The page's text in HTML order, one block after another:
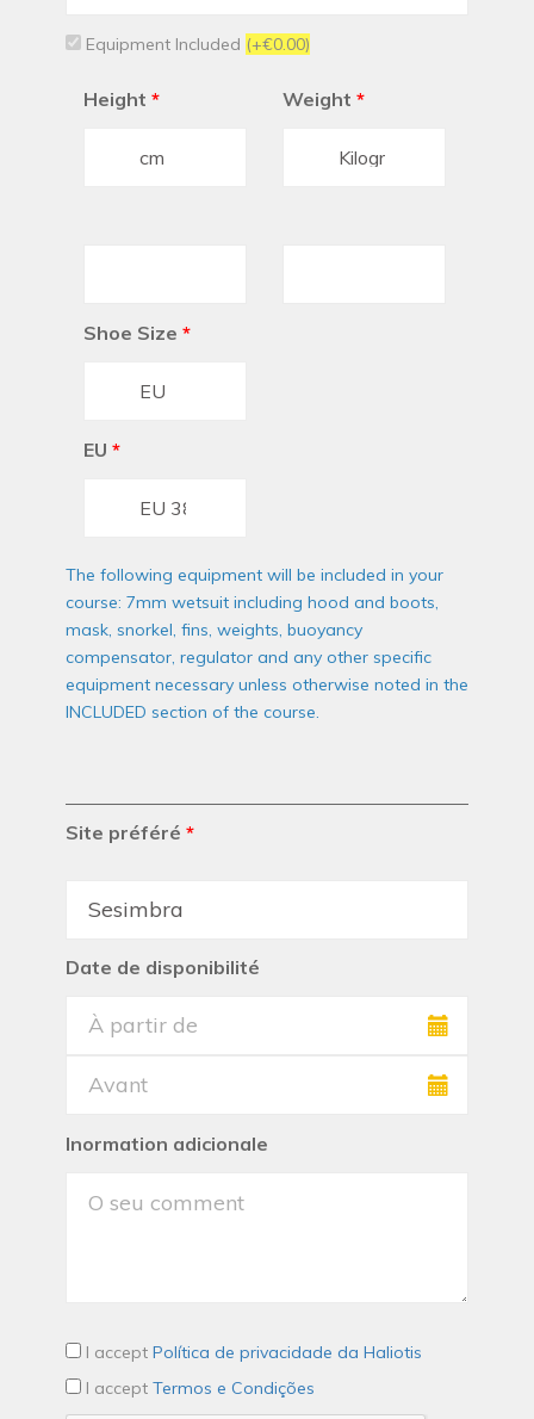
Equipment Included (+€0.00)
Height * Weight *
Shoe Size *
EU *
The following equipment will be included in your
course: 7mm wetsuit including hood and boots,
mask, snorkel, fins, weights, buoyancy
compensator, regulator and any other specific
equipment necessary unless otherwise noted in the
INCLUDED section of the course.
Site préféré *
Date de disponibilité
Inormation adicionale
I accept Política de privacidade da Haliotis
I accept Termos e Condições